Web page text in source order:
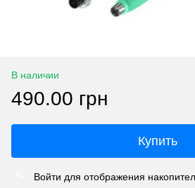
В наличии
490.00 грн
Купить
Войти для отображения